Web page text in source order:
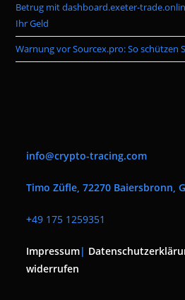
Betrug mit dashboard.exeter-
Ihr Geld
Warnung vor Sourcex.pro: So schützen
info@crypto-tracing.com
Timo Züfle, 72270 Baiersbronn,
+49 175 1259351
Impressum|
widerrufen